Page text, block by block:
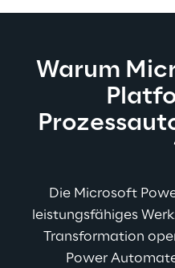
Warum
Die Microsoft
leistungsfähiges
Transformation
Power